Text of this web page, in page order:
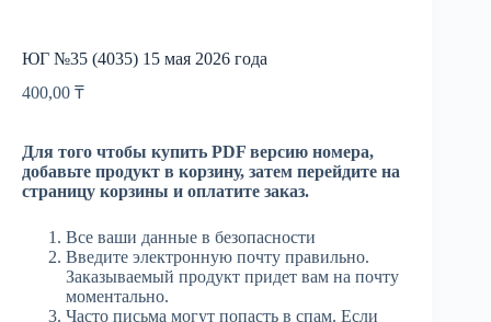
ЮГ №35 (4035) 15 мая 2026 года
400,00 ₸
Для того чтобы купить PDF версию номера,
добавьте продукт в корзину, затем перейдите на
страницу корзины и оплатите заказ.
Все ваши данные в безопасности
Введите электронную почту правильно.
Заказываемый продукт придет вам на почту
моментально.
Часто письма могут попасть в спам. Если